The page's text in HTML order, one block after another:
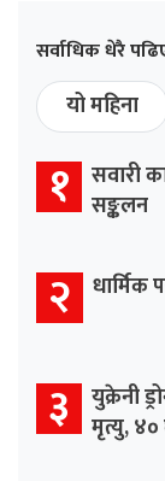
सर्वाधिक धेरै
यो महिना
१ सवारी
सङ्कलन
२ धार्मिक
३ युक्रेनी
मृत्यु, ४०